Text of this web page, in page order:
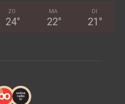
ZO
24°
MA
22°
DI
21 °